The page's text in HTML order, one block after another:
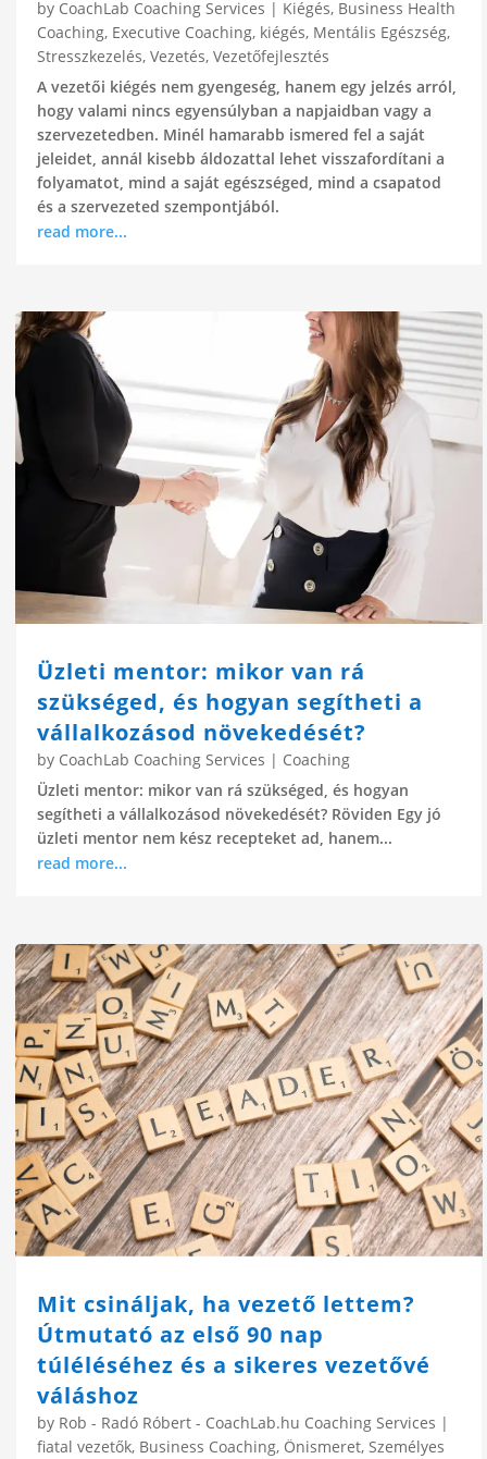
by CoachLab Coaching Services | Kiégés, Business Health
Coaching, Executive Coaching, kiégés, Mentális Egészség,
Stresszkezelés, Vezetés, Vezetőfejlesztés
A vezetői kiégés nem gyengeség, hanem egy jelzés arról,
hogy valami nincs egyensúlyban a napjaidban vagy a
szervezetedben. Minél hamarabb ismered fel a saját
jeleidet, annál kisebb áldozattal lehet visszafordítani a
folyamatot, mind a saját egészséged, mind a csapatod
és a szervezeted szempontjából.
read more...
Üzleti mentor: mikor van rá
szükséged, és hogyan segítheti a
vállalkozásod növekedését?
by CoachLab Coaching Services | Coaching
Üzleti mentor: mikor van rá szükséged, és hogyan
segítheti a vállalkozásod növekedését? Röviden Egy jó
üzleti mentor nem kész recepteket ad, hanem...
read more...
Mit csináljak, ha vezető lettem?
Útmutató az első 90 nap
túléléséhez és a sikeres vezetővé
váláshoz
by Rob - Radó Róbert - CoachLab.hu Coaching Services |
fiatal vezetők, Business Coaching, Önismeret, Személyes